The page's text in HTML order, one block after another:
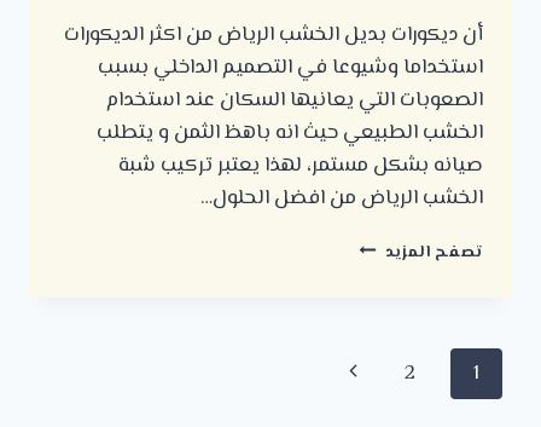
أن ديكورات بديل الخشب الرياض من اكثر الديكورات
استخداما وشيوعا في التصميم الداخلي بسبب
الصعوبات التي يعانيها السكان عند استخدام
الخشب الطبيعي حيث انه باهظ الثمن و يتطلب
صيانه بشكل مستمر، لهذا يعتبر تركيب شبة
الخشب الرياض من افضل الحلول…
تصفح المزيد ديكورات
0500723702
تنقل
1
2
الصفحة